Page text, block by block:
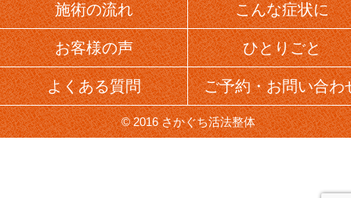
施術の流れ こんな症状に
お客様の声 ひとりごと
よくある質問 ご予約・お問い合わ
© 2016 さかぐち活法整体